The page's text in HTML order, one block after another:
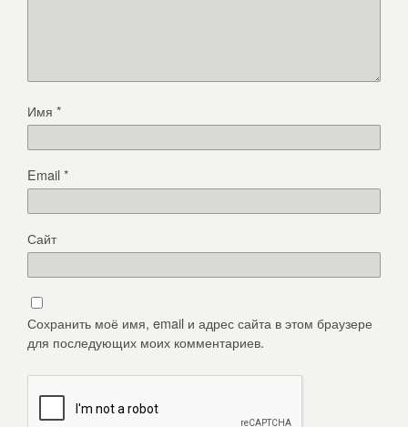
Имя *
Email*
Сайт
Сохранить моё имя, email и адрес сайта в этом браузере
для последующих моих комментариев.